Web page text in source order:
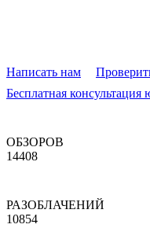
Написать нам
Бесплатная консультация
ОБЗОРОВ
14408
РАЗОБЛАЧЕНИЙ
10854